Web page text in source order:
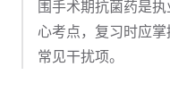
围手术期抗菌药是
心考点，复习时应
常见干扰项。